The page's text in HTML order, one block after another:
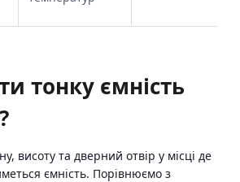
тонку ємність
висоту та дверний отвір у місці де
ємність. Порівнюємо з